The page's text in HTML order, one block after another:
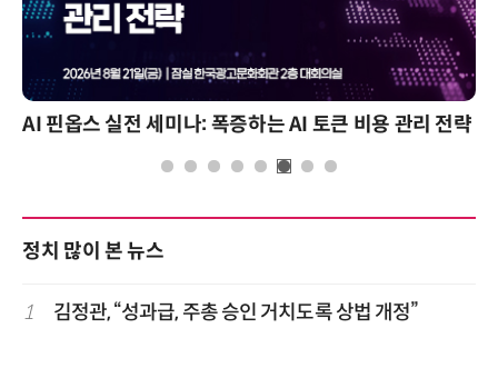
AI 핀옵스 실전 세미나: 폭증하는 AI 토큰 비용 관리 전략
정치 많이 본 뉴스
1 김정관, “성과급, 주총 승인 거치도록 상법 개정”